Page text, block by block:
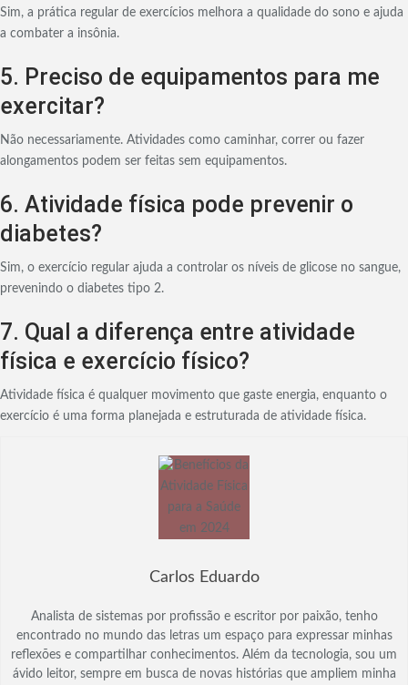
Sim, a prática regular de exercícios melhora a qualidade do sono e ajuda
a combater a insônia.
5. Preciso de equipamentos para me
exercitar?
Não necessariamente. Atividades como caminhar, correr ou fazer
alongamentos podem ser feitas sem equipamentos.
6. Atividade física pode prevenir o
diabetes?
Sim, o exercício regular ajuda a controlar os níveis de glicose no sangue,
prevenindo o diabetes tipo 2.
7. Qual a diferença entre atividade
física e exercício físico?
Atividade física é qualquer movimento que gaste energia, enquanto o
exercício é uma forma planejada e estruturada de atividade física.
Carlos Eduardo
Analista de sistemas por profissão e escritor por paixão, tenho
encontrado no mundo das letras um espaço para expressar minhas
reflexões e compartilhar conhecimentos. Além da tecnologia, sou um
ávido leitor, sempre em busca de novas histórias que ampliem minha